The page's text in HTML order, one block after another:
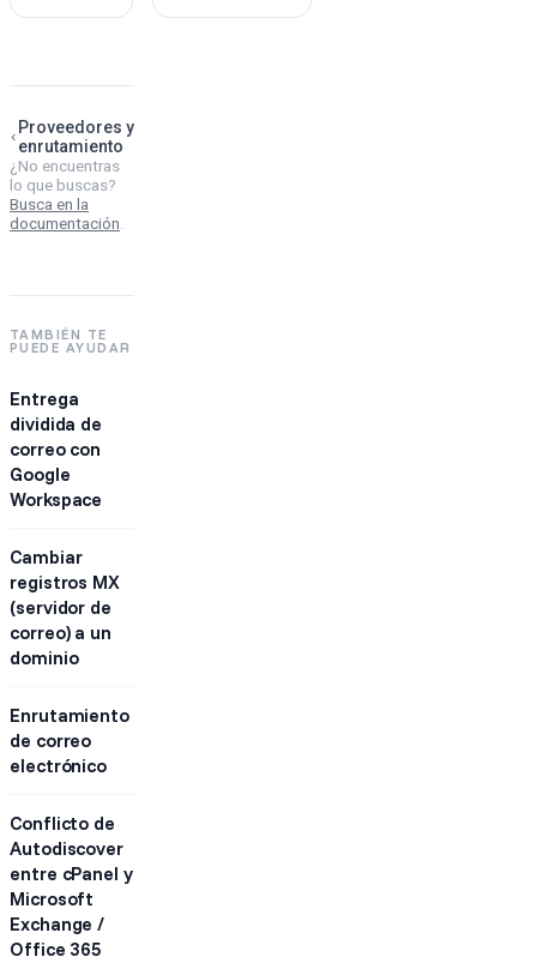
Proveedores y
enrutamiento
¿No encuentras
lo que buscas?
Busca en la
documentación
TAMBIÉN TE
PUEDE AYUDAR
Entrega
dividida de
correo con
Google
Workspace
Cambiar
registros MX
(servidor de
correo) a un
dominio
Enrutamiento
de correo
electrónico
Conflicto de
Autodiscover
entre cPanel y
Microsoft
Exchange /
Office 365